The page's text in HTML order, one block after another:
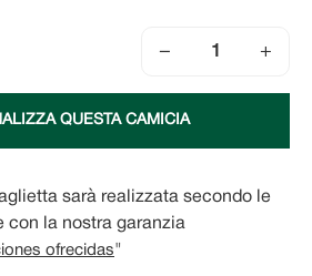
− +
QUESTA CAMICIA
sarà realizzata secondo le
con la nostra garanzia
ofrecidas"